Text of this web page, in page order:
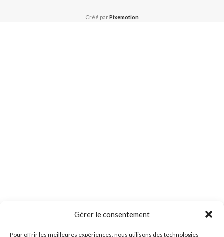
Gérer le consentement
Pour offrir les meilleures expériences, nous utilisons des technologies
Créé parPixemotion